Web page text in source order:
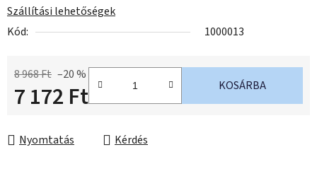
Szállítási lehetőségek
Kód:
1000013
8 968 Ft –20 %
7 172 Ft KOSÁRBA
Nyomtatás Kérdés